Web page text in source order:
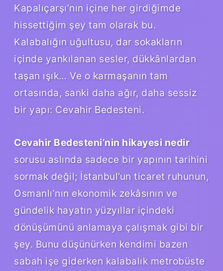
Kapalıçarşı’nın içine her girdiğimde
hissettiğim şey tam olarak bu.
Kalabalığın uğultusu, dar sokakların
içinde yankılanan sesler, dükkânlardan
taşan ışık… Ve o karmaşanın tam
ortasında, sanki daha ağır, daha sessiz
bir yapı: Cevahir Bedesteni.
Cevahir Bedesteni’nin hikayesi nedir
sorusu aslında sadece bir yapının tarihini
sormak değil; İstanbul’un ticaret ruhunun,
Osmanlı’nın ekonomik zekâsının ve
gündelik hayatın yüzyıllar içindeki
dönüşümünü anlamaya çalışmak gibi bir
şey. Bunu düşünürken kendimi bazen
sabah işe giderken kalabalık metrobüste